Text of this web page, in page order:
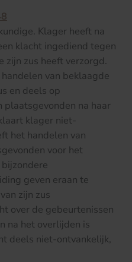
Klager heeft na
klacht ingediend tegen
zus heeft verzorgd.
van beklaagde
en deels op
na haar
klager niet-
het handelen van
voor het
geven eraan te
zijn zus
over de gebeurtenissen
na het overlijden is
deels niet-ontvankelijk,